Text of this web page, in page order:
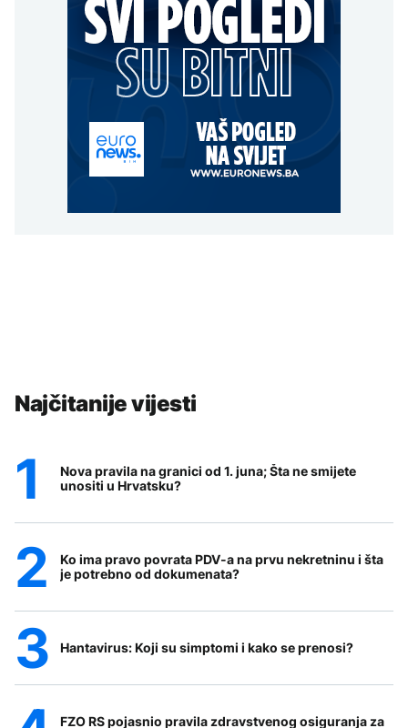
Najčitanije vijesti
Nova pravila na granici od 1. juna; Šta ne smijete
unositi u Hrvatsku?
Ko ima pravo povrata PDV-a na prvu nekretninu i šta
je potrebno od dokumenata?
Hantavirus: Koji su simptomi i kako se prenosi?
FZO RS pojasnio pravila zdravstvenog osiguranja za